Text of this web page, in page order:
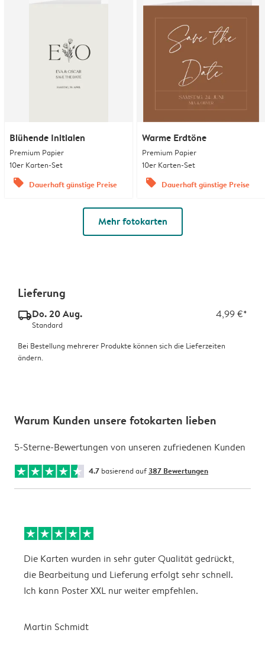
Blühende Initialen
Premium Papier
10er Karten-Set
offers Dauerhaft günstige Preise
Warme Erdtöne
Premium Papier
10er Karten-Set
offers Dauerhaft günstige Preise
Mehr fotokarten
Lieferung
delivery_standard_v2Do. 20 Aug. 4,99 €*
Standard
Bei Bestellung mehrerer Produkte können sich die Lieferzeiten
ändern.
Warum Kunden unsere fotokarten lieben
5-Sterne-Bewertungen von unseren zufriedenen Kunden
4.7 basierend auf387 Bewertungen
Die Karten wurden in sehr guter Qualität gedrückt,
die Bearbeitung und Lieferung erfolgt sehr schnell.
Ich kann Poster XXL nur weiter empfehlen.
Martin Schmidt